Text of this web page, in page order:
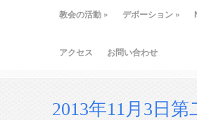
教会の活動 » デボーション »
アクセス お問い合わせ
2013年11月3日第